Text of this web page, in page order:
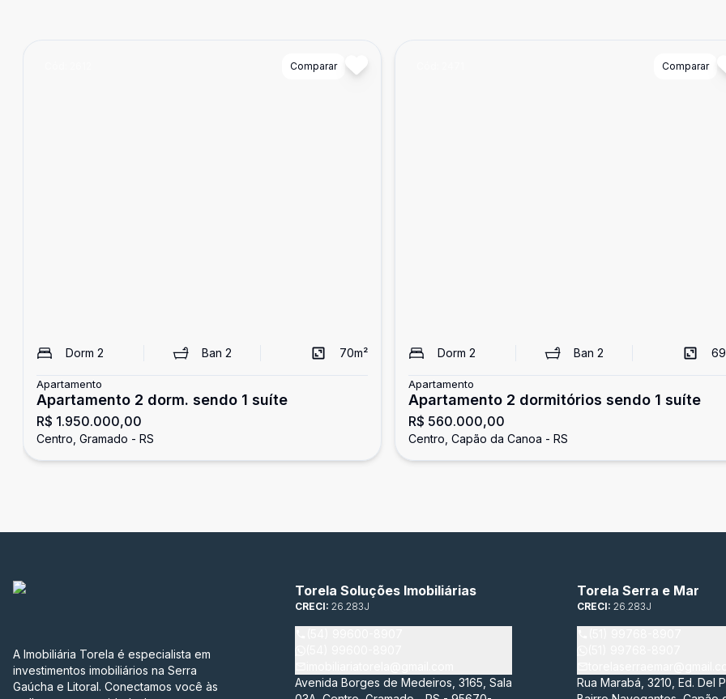
Comparar
Dorm 2 Ban2 70m²
Apartamento
Apartamento 2 dorm. sendo 1 suíte
R$ 1.950.000,00
Centro, Gramado - RS
Comparar
Dorm 2 Ban 2 69
Apartamento
Apartamento 2 dormitórios sendo 1 suíte
R$ 560.000,00
Centro, Capão da Canoa - RS
A Imobiliária Torela é especialista em
investimentos imobiliários na Serra
Gaúcha e Litoral. Conectamos você às
Torela Soluções Imobiliárias
CRECI: 26.283J
Avenida Borges de Medeiros, 3165, Sala
Torela Serra e Mar
CRECI: 26.283J
Rua Marabá, 3210, Ed. Del